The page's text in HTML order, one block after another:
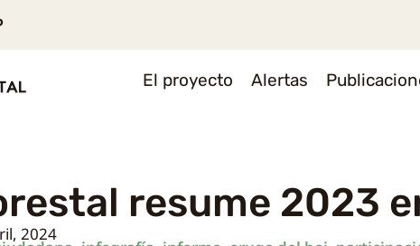
El proyecto Alertas
resume 2023
2024